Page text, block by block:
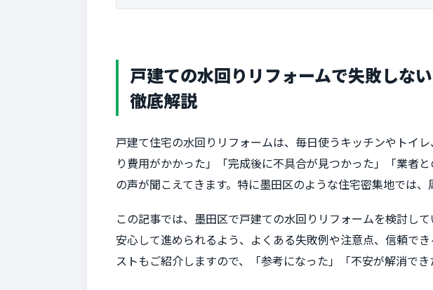
戸建ての水回りリフォームで失敗しな
徹底解説
戸建て住宅の水回りリフォームは、毎日使うキッチンやトイ
り費用がかかった」「完成後に不具合が見つかった」「業者
の声が聞こえてきます。特に墨田区のような住宅密集地では
この記事では、墨田区で戸建ての水回りリフォームを検討し
安心して進められるよう、よくある失敗例や注意点、信頼で
ストもご紹介しますので、「参考になった」「不安が解消でき